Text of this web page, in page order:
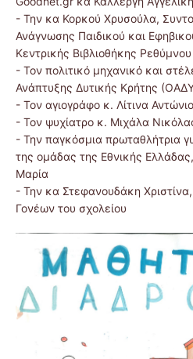
- Την κα Κορκού Χρυσούλα,
Ανάγνωσης Παιδικού και
Κεντρικής Βιβλιοθήκης Ρεθύμνου
- Τον πολιτικό μηχανικό και
Ανάπτυξης Δυτικής Κρήτης
- Τον αγιογράφο κ. Λίτινα Αντώνιο
- Τον ψυχίατρο κ. Μιχάλα
- Την παγκόσμια πρωταθλήτρια
της ομάδας της Εθνικής
Μαρία
- Την κα Στεφανουδάκη
Γονέων του σχολείου